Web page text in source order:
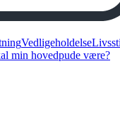
Vedligeholdelse
min hovedpude være?